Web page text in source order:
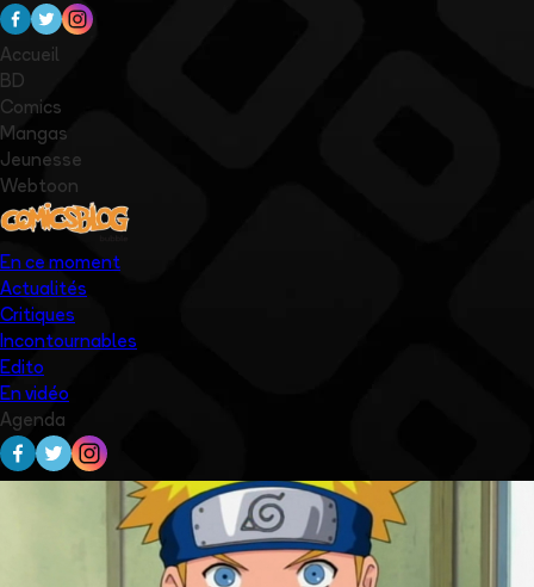
Accueil
BD
Comics
Mangas
Jeunesse
Webtoon
En ce moment
Actualités
Critiques
Incontournables
Edito
En vidéo
Agenda